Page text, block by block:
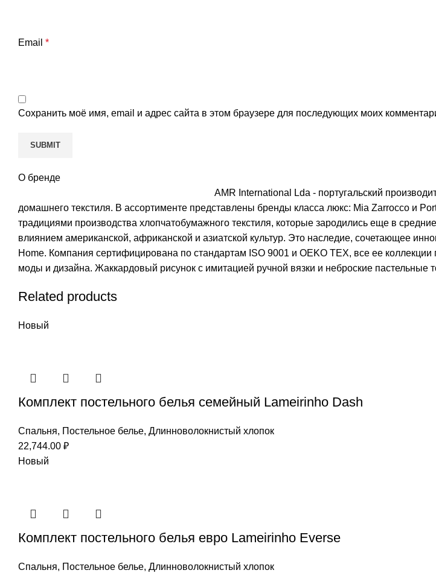
Email *
Сохранить моё имя, email и адрес сайта в этом браузере для последующих моих
О бренде
AMR International Lda - португальский
домашнего текстиля. В ассортименте представлены бренды класса люкс: Mia Zarrocco и
традициями производства хлопчатобумажного текстиля, которые зародились еще в
влиянием американской, африканской и азиатской культур. Это наследие, сочетающее
Home. Компания сертифицирована по стандартам ISO 9001 и OEKO TEX, все ее
моды и дизайна. Жаккардовый рисунок с имитацией ручной вязки и неброские пастельные
Related products
Новый
Комплект постельного белья семейный Lameirinho Dash
Спальня, Постельное белье, Длинноволокнистый хлопок
22,744.00 ₽
Новый
Комплект постельного белья евро Lameirinho Everse
Спальня, Постельное белье, Длинноволокнистый хлопок